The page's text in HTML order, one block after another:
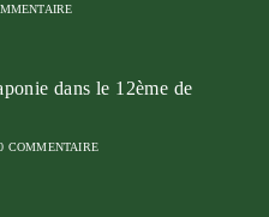
dans le 12ème de
COMMENTAIRE